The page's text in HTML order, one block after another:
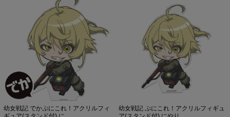
幼女戦記 でかぷにこれ！アクリルフィ
幼女戦記 ぷにこれ！アクリルフィギュ